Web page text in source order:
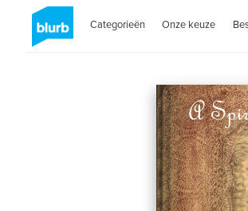
Categorieën Onze keuze